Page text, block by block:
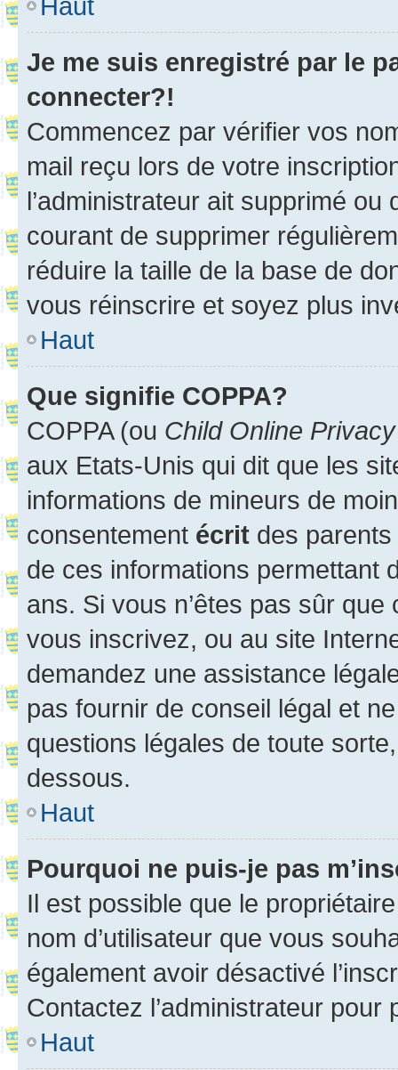
Je me suis enregistré par le
connecter?!
Commencez par vérifier vos
mail reçu lors de votre
l’administrateur ait supprimé
courant de supprimer
réduire la taille de la base de
vous réinscrire et soyez plus
Haut
Que signifie COPPA?
COPPA (ou Child Online
aux Etats-Unis qui dit que les
informations de mineurs de
consentement écrit des parents
de ces informations permettant
ans. Si vous n’êtes pas sûr
vous inscrivez, ou au site
demandez une assistance
pas fournir de conseil légal et
questions légales de toute
dessous.
Haut
Pourquoi ne puis-je pas
Il est possible que le
nom d’utilisateur que vous
également avoir désactivé
Contactez l’administrateur
Haut